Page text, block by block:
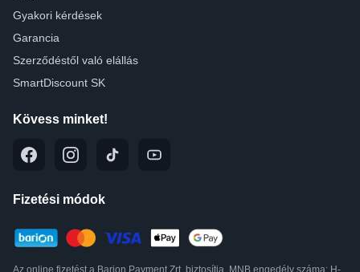
Gyakori kérdések
Garancia
Szerződéstől való elállás
SmartDiscount SK
Kövess minket!
Fizetési módok
Az online fizetést a Barion Payment Zrt. biztosítja, MNB engedély száma: H-